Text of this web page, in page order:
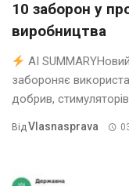
10 заборон у
виробництва
AI
забороняє
добрив,
ВідVlasnasprava